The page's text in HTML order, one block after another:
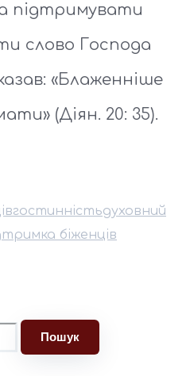
пiдтримувати
слово Господа
«Блаженнiше
(Діян. 20: 35).
гостинністьдуховний
біженців